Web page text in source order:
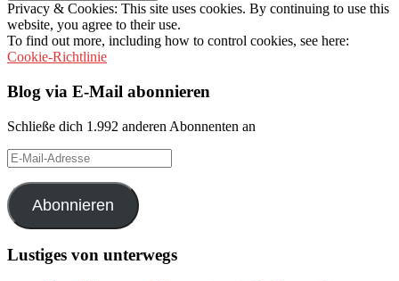
Privacy & Cookies: This site uses cookies. By continuing to use this
website, you agree to their use.
To find out more, including how to control cookies, see here:
Cookie-Richtlinie
Blog via E-Mail abonnieren
Schließe dich 1.992 anderen Abonnenten an
E-
Mail-
Adresse
Abonnieren
Lustiges von unterwegs